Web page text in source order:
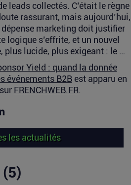
leads collectés. C’était le règne
rassurant, mais aujourd’hui,
dépense marketing doit justifier
logique s’effrite, et un nouvel
plus lucide, plus exigeant : le …
Yield : quand la donnée
événements B2Best apparu en
FRENCHWEB.FR.
sur Facebook
les actualités